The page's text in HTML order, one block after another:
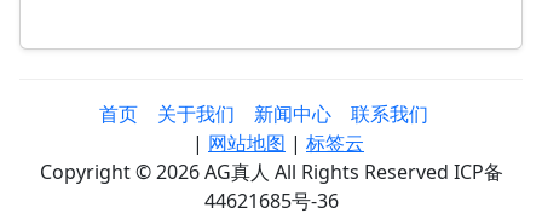
首页 关于我们 新闻中心
联系我们
| 网站地图 | 标签云
Copyright © 2026 AG真人 All Rights Reserved ICP备
44621685号-36